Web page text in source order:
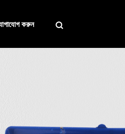
করুন